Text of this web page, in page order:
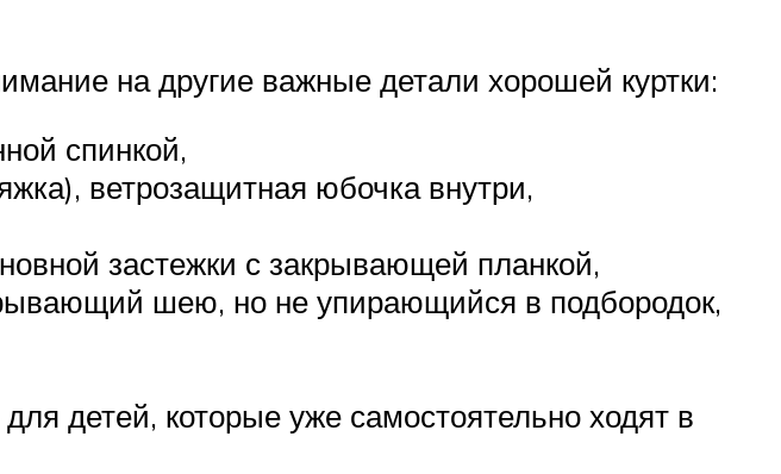
на другие важные детали хорошей куртки:
спинкой,
ветрозащитная юбочка внутри,
застежки с закрывающей планкой,
шею, но не упирающийся в подбородок,
детей, которые уже самостоятельно ходят в